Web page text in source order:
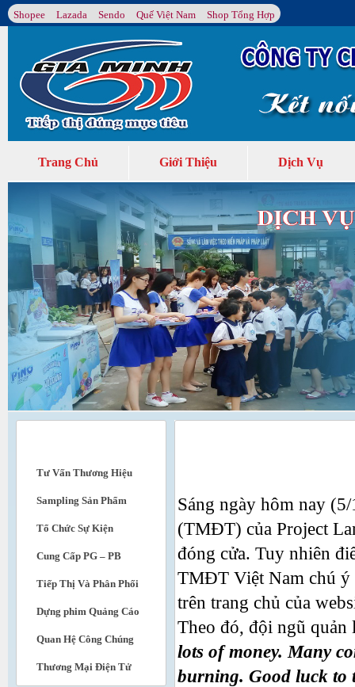
Shopee Lazada Sendo Quế Việt Nam Shop Tổng Hợp
Trang Chủ Giới Thiệu Dịch Vụ
Tư Vấn Thương Hiệu
Sampling Sản Phẩm
Tổ Chức Sự Kiện
Cung Cấp PG – PB
Tiếp Thị Và Phân Phối
Dựng phim Quảng Cáo
Quan Hệ Công Chúng
Thương Mại Điện Tử
Sáng ngày hôm nay
(TMĐT) của Project
đóng cửa. Tuy nhiên
TMĐT Việt Nam chú ý
trên trang chủ của
Theo đó, đội ngũ
lots of money. Many
burning. Good luck to